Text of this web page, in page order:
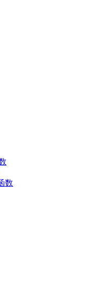
数